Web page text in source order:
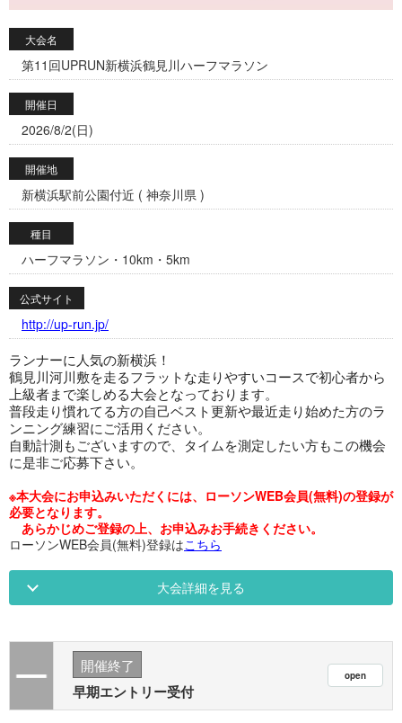
大会名
第11回UPRUN新横浜鶴見川ハーフマラソン
開催日
2026/8/2(日)
開催地
新横浜駅前公園付近 ( 神奈川県 )
種目
ハーフマラソン・10km・5km
公式サイト
http://up-run.jp/
ランナーに人気の新横浜！
鶴見川河川敷を走るフラットな走りやすいコースで初心者から
上級者まで楽しめる大会となっております。
普段走り慣れてる方の自己ベスト更新や最近走り始めた方のラ
ンニング練習にご活用ください。
自動計測もございますので、タイムを測定したい方もこの機会
に是非ご応募下さい。
※本大会にお申込みいただくには、ローソンWEB会員(無料)の登録が
必要となります。
あらかじめご登録の上、お申込みお手続きください。
ローソンWEB会員(無料)登録はこちら
大会詳細を見る
開催終了
早期エントリー受付